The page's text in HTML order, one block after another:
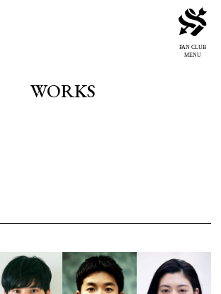
FAN CLUB
MENU
WORKS